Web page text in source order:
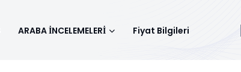
ARABA İNCELEMELERİ Fiyat Bilgileri